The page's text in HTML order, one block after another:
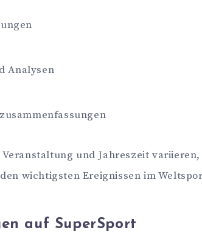
Analysen
und Jahreszeit
wichtigsten Ereignissen im
auf SuperSport